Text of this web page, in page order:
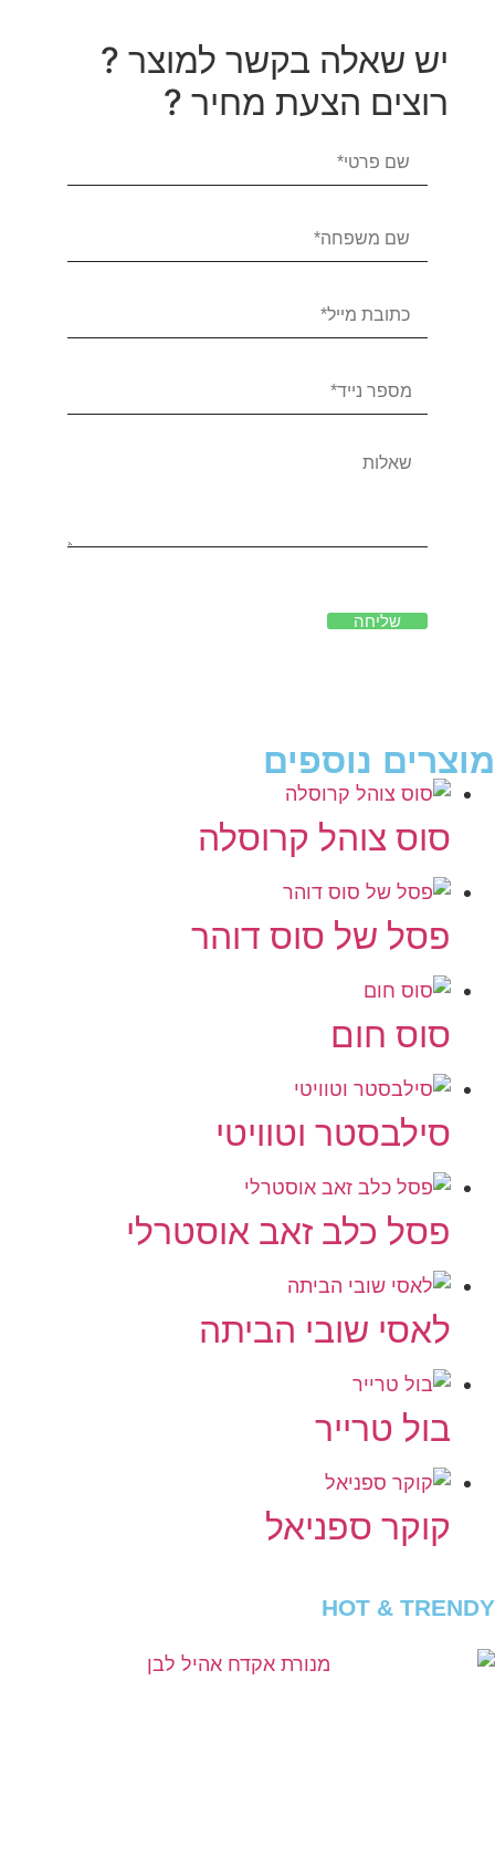
יש שאלה בקשר למוצר ?
רוצים הצעת מחיר ?
שליחה
מוצרים נוספים
סוס צוהל קרוסלה
פסל של סוס דוהר
סוס חום
סילבסטר וטוויטי
פסל כלב זאב אוסטרלי
לאסי שובי הביתה
בול טרייר
קוקר ספניאל
HOT & TRENDY